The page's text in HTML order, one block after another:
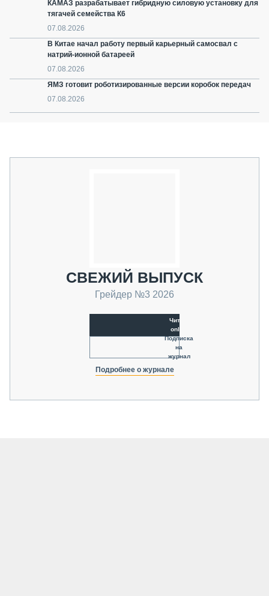
КАМАЗ разрабатывает гибридную силовую установку для
тягачей семейства К6
07.08.2026
В Китае начал работу первый карьерный самосвал с
натрий-ионной батареей
07.08.2026
ЯМЗ готовит роботизированные версии коробок передач
07.08.2026
СВЕЖИЙ ВЫПУСК
Грейдер №3 2026
Читать
online
Подписка
на
журнал
Подробнее о журнале